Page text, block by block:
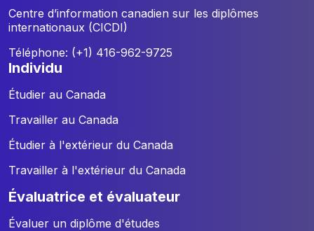
Centre d’information canadien sur les diplômes
internationaux (CICDI)
Téléphone: (+1) 416-962-9725
individu
Étudier au Canada
Travailler au Canada
Étudier à l'extérieur du Canada
Travailler à l'extérieur du Canada
évaluatrice et évaluateur
Évaluer un diplôme d'études